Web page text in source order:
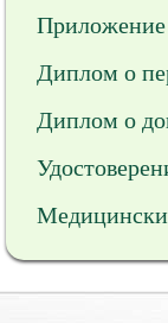
Диплом о
Диплом о